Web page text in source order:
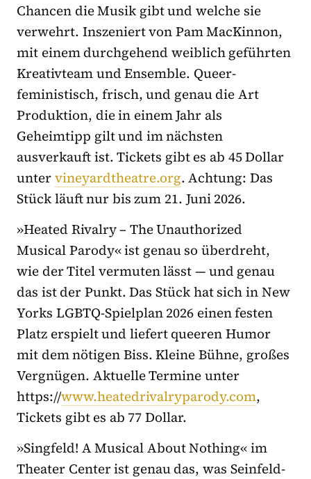
Chancen die Musik gibt und welche sie
verwehrt. Inszeniert von Pam MacKinnon,
mit einem durchgehend weiblich geführten
Kreativteam und Ensemble. Queer-
feministisch, frisch, und genau die Art
Produktion, die in einem Jahr als
Geheimtipp gilt und im nächsten
ausverkauft ist. Tickets gibt es ab 45 Dollar
untervineyardtheatre.org. Achtung: Das
Stück läuft nur bis zum 21. Juni 2026.
»Heated Rivalry – The Unauthorized
Musical Parody« ist genau so überdreht,
wie der Titel vermuten lässt — und genau
das ist der Punkt. Das Stück hat sich in New
Yorks LGBTQ-Spielplan 2026 einen festen
Platz erspielt und liefert queeren Humor
mit dem nötigen Biss. Kleine Bühne, großes
Vergnügen. Aktuelle Termine unter
https://www.heatedrivalryparody.com,
Tickets gibt es ab 77 Dollar.
»Singfeld! A Musical About Nothing« im
Theater Center ist genau das, was Seinfeld-